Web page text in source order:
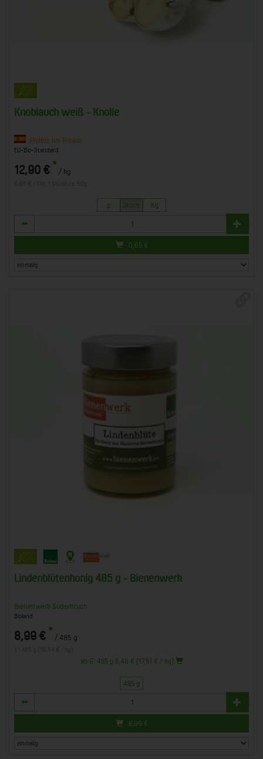
Knoblauch weiß - Knolle
Fruitos los Pisaos
EU-Bio-Standard
12,90 € * / kg
g Stück Kg
Anzahl
0,65 €
Lindenblütenhonig 485 g - Bienenwerk
Bienenwerk Suderbruch
Bioland
8,99 € * / 485 g
ab 6: 485 g 8,49 € (17,51 € / kg)
485 g
Anzahl
8,99 €